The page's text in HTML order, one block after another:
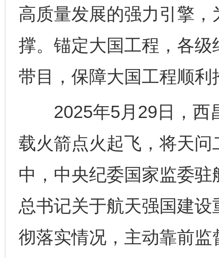
高质量发展的强力引擎
撑。锚定大国工程，各级
带目，保障大国工程顺利
2025年5月29日，西
载火箭点火起飞，将天
中，中央纪委国家监委
总书记关于航天强国建
彻落实情况，主动靠前